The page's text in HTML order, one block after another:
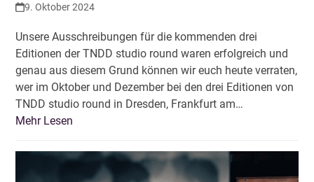
9. Oktober 2024
Unsere Ausschreibungen für die kommenden drei
Editionen der TNDD studio round waren erfolgreich und
genau aus diesem Grund können wir euch heute verraten,
wer im Oktober und Dezember bei den drei Editionen von
TNDD studio round in Dresden, Frankfurt am…
Mehr Lesen